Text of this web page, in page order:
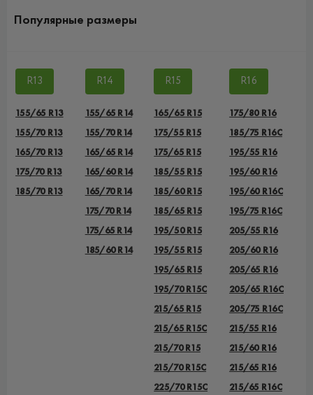
Популярные размеры
R13
155/65 R13
155/70 R13
165/70 R13
175/70 R13
185/70 R13
R14
155/65 R14
155/70 R14
165/65 R14
165/60 R14
165/70 R14
175/70 R14
175/65 R14
185/60 R14
R15
165/65 R15
175/55 R15
175/65 R15
185/55 R15
185/60 R15
185/65 R15
195/50 R15
195/55 R15
195/65 R15
195/70 R15C
215/65 R15
215/65 R15C
215/70 R15
215/70 R15C
225/70 R15C
R16
175/80 R16
185/75 R16C
195/55 R16
195/60 R16
195/60 R16C
195/75 R16C
205/55 R16
205/60 R16
205/65 R16
205/65 R16C
205/75 R16C
215/55 R16
215/60 R16
215/65 R16
215/65 R16C